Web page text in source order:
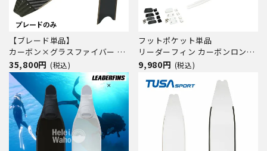
【ブレード単品】
カーボン×グラスファイバー ロ
ングフィン フリーダイビング フ
ィン leaderfins リーダーフィン
HeleiWaho ヘレイワホ kanani
カナニ フルフットフィン 素潜り
スピアフィッシング ブレードの
み
35,800円 (税込)
フットポケット単品
リーダーフィン カーボンロング
フィン スキンダイビング フリー
ィン 素潜り スピアフィッシング
9,980円 (税込)